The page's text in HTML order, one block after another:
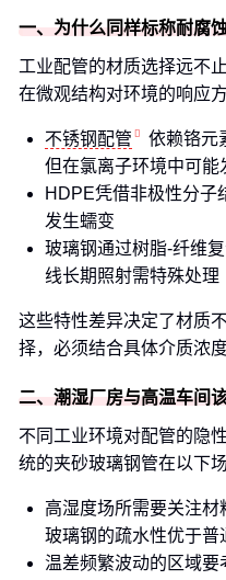
一、为什么同样标称耐腐
工业配管的材质选择远不
在微观结构对环境的响应方
不锈钢配管
依赖铬元
但在氯离子环境中可能
HDPE凭借非极性分子
发生蠕变
玻璃钢通过树脂-纤维
线长期照射需特殊处理
这些特性差异决定了材质
择，必须结合具体介质浓
二、潮湿厂房与高温车间
不同工业环境对配管的隐
统的夹砂玻璃钢管在以下
高湿度场所需要关注材
玻璃钢的疏水性优于普
温差频繁波动的区域